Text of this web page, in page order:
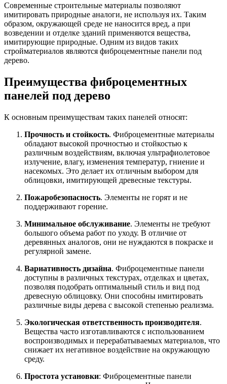
Современные строительные материалы позволяют
имитировать природные аналоги, не используя их. Таким
образом, окружающей среде не наносится вред, а при
возведении и отделке зданий применяются вещества,
имитирующие природные. Одним из видов таких
стройматериалов являются фиброцементные панели под
дерево.
Преимущества фиброцементных
панелей под дерево
К основным преимуществам таких панелей относят:
Прочность и стойкость. Фиброцементные материалы
обладают высокой прочностью и стойкостью к
различным воздействиям, включая ультрафиолетовое
излучение, влагу, изменения температур, гниение и
насекомых. Это делает их отличным выбором для
облицовки, имитирующей древесные текстуры.
Пожаробезопасность. Элементы не горят и не
поддерживают горение.
Минимальное обслуживание. Элементы не требуют
большого объема работ по уходу. В отличие от
деревянных аналогов, они не нуждаются в покраске и
регулярной замене.
Вариативность дизайна. Фиброцементные панели
доступны в различных текстурах, отделках и цветах,
позволяя подобрать оптимальный стиль и вид под
древесную облицовку. Они способны имитировать
различные виды дерева с высокой степенью реализма.
Экологическая ответственность производителя.
Вещества часто изготавливаются с использованием
воспроизводимых и перерабатываемых материалов, что
снижает их негативное воздействие на окружающую
среду.
Простота установки: Фиброцементные панели